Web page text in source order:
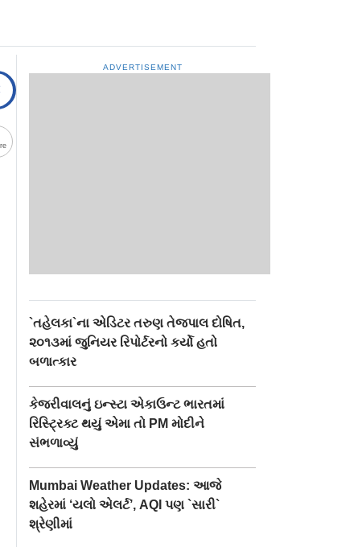
ADVERTISEMENT
`તહેલકા`ના એડિટર તરુણ તેજપાલ દોષિત,
૨૦૧૩માં જુનિયર રિપોર્ટરનો કર્યો હતો
બળાત્કાર
કેજરીવાલનું ઇન્સ્ટા એકાઉન્ટ ભારતમાં
રિસ્ટ્રિક્ટ થયું એમા તો PM મોદીને
સંભળાવ્યું
Mumbai Weather Updates: આજે
શહેરમાં ‘યલો એલર્ટ’, AQI પણ `સારી`
શ્રેણીમાં